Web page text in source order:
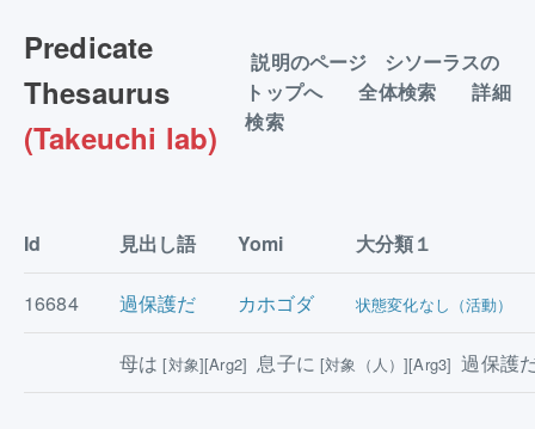
Predicate
Thesaurus
(Takeuchi lab)
説明のページ
シソーラスの
トップへ
全体検索
詳細
検索
Id 見出し語 Yomi 大分類１
16684 過保護だ カホゴダ 状態変化なし（活動）
母は[対象][Arg2] 息子に[対象（人）][Arg3] 過保護